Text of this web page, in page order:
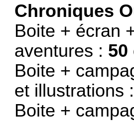
Chroniques
Boite + écran
aventures : 50
Boite +
et illustrations :
Boite +